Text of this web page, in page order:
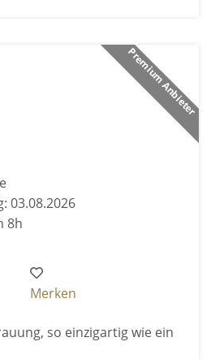
Premium Anbieter
03.08.2026
8h
Merken
so einzigartig wie ein